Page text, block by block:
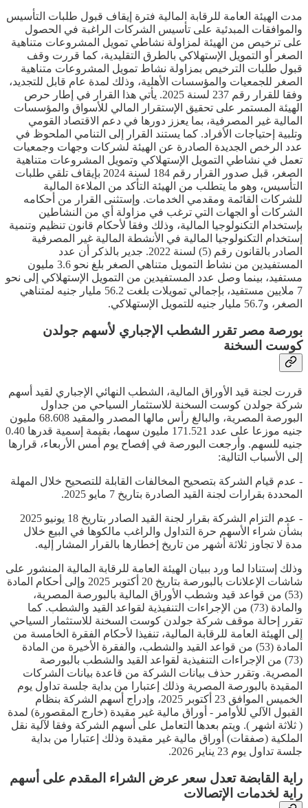
مدت الهيئة العامة للرقابة المالية فترة إيقاف قبول طلبات التأسيس
والموافقات المبدئية على تأسيس الشركات الراغبة في الحصول
على ترخيص من الهيئة لمزاولة نشاطي تمويل المشروعات متناهية
الصغر أو التمويل الإستهلاكي بالطرق التقليدية، كما قررت وقف
قبول طلبات الترخيص بمزاولة نشاط تمويل المشروعات متناهية
الصغر للجمعيات والمؤسسات الأهلية، وذلك لمدة عام قابل للتجديد،
وفقا للقرار رقم 237 لسنة 2025. يأتي هذا القرار في إطار حرص
الهيئة المستمر على تحقيق الإستقرار المالي للأسواق والمؤسسات
المالية غير المصرفية، بما يعزز دورها في دعم الاقتصاد القومي
وتلبية إحتياجات الأفراد. كما يستند القرار إلى التنامي الملحوظ في
عدد الرخص الجديدة الصادرة عن الهيئة لشركات وجهات وجمعيات
تعمل في نشاطي التمويل الإستهلاكي وتمويل المشروعات متناهية
الصغر، قبل صدور القرار رقم 184 لسنة 2024 بإيقاف تلقي طلبات
التأسيس، وهو ما يتطلب من الهيئة التأكد من الملاءة المالية
للشركات القائمة ومقدمي الخدمات. وإستثنى القرار من أحكامه
الشركات أو الجهات التي ترغب في مزاولة أي من النشاطين
بإستخدام التكنولوجيا المالية، وذلك وفقا لأحكام قانون تنظيم وتنمية
إستخدام التكنولوجيا المالية في الأنشطة المالية غير المصرفية
الصادر بالقانون رقم (5) لسنة 2022. جدير بالذكر أن عدد
المستفيدين من نشاط التمويل متناهي الصغر بلغ نحو 3.6 مليون
مستفيد، بينما وصل عدد المستفيدين من التمويل الإستهلاكي إلى نحو
7 ملايين مستفيد، بإجمالي تمويلات بلغت 56.2 مليار جنيه لمتناهي
الصغر، و56.7 مليار جنيه للتمويل الإستهلاكي.
بورصة مصر تقرر الشطب الإجباري لأسهم جولدن
كوست السخنة
قررت لجنة قيد الأوراق المالية، الشطب النهائي الإجباري لقيد أسهم
شركة جولدن كوست السخنة للاستثمار السياحي من جداول
البورصة المصرية، والبالغ رأس مالها المصدر والمقيد 68.608 مليون
جنيه موزعا على عدد 171.521 مليون سهما، بقيمة إسمية قدرها 0.40
جنيه للسهم. وأرجعت البورصة في إفصاح يوم أمس الأربعاء، قرارها
إلى الأسباب التالية:
- عدم قيام الشركة بتصحيح المخالفات القابلة للتصحيح خلال المهلة
المحددة بقرارات لجنة القيد الصادرة بتاريخ 7 مايو 2025.
- عدم التزام الشركة بقرار لجنة القيد الصادر بتاريخ 18 يونيو 2025
بشأن شراء الأسهم حرة التداول والراغب مالكوها في البيع خلال
مدة لا تجاوز ثلاثة أشهر من تاريخ إخطارها بالقرار المشار إليه.
وذلك إستنادا لما ورد ببيان الهيئة العامة للرقابة المالية المنشور على
شاشات الإعلانات بالبورصة بتاريخ 20 أكتوبر 2025 وإلى أحكام المادة
(53) من قواعد قيد وشطب الأوراق المالية بالبورصة المصرية،
والمادة (73) من الإجراءات التنفيذية لقواعد القيد والشطب. كما
تقرر إحالة موقف شركة جولدن كوست السخنة للاستثمار السياحي
إلى الهيئة العامة للرقابة المالية، تنفيذا لأحكام الفقرة الخامسة من
المادة (53) من قواعد القيد والشطب، والفقرة الأخيرة من المادة
(73) من الإجراءات التنفيذية لقواعد القيد والشطب بالبورصة
المصرية. وتقرر حذف بيانات الشركة من قاعدة بيانات الشركات
المقيدة بالبورصة المصرية وذلك إعتبارا من بداية جلسة تداول يوم
الخميس الموافق 23 أكتوبر 2025، وإدراج أسهم الشركة بنظام
القبول الآلي للأوامر - أوراق مالية غير مقيدة (خارج المقصورة) لمدة
( ثلاثة اشهر ). ويتم بعدها التعامل على أسهم الشركة وفقا لآلية نقل
الملكية (صفقات) أوراق مالية غير مقيدة وذلك إعتبارا من بداية
جلسة تداول يوم 23 يناير 2026.
راية القابضة تعدل سعر عرض الشراء المقدم على أسهم
راية لخدمات الإتصالات